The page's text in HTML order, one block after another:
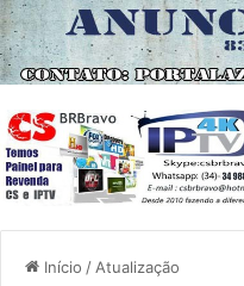
Início / Atualização